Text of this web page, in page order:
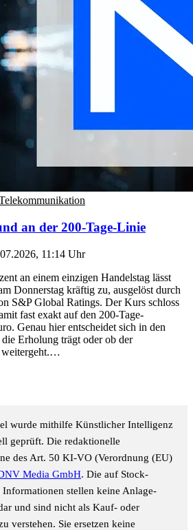
an der 200-Tage-Linie
11:14 Uhr
an einem einzigen Handelstag lässt
Donnerstag kräftig zu, ausgelöst durch
S&P Global Ratings. Der Kurs schloss
fast exakt auf den 200-Tage-
Genau hier entscheidet sich in den
Erholung trägt oder ob der
weitergeht.…
wurde mithilfe Künstlicher Intelligenz
geprüft. Die redaktionelle
des Art. 50 KI-VO (Verordnung (EU)
Media GmbH. Die auf Stock-
stellen keine Anlage-
und sind nicht als Kauf- oder
verstehen. Sie ersetzen keine